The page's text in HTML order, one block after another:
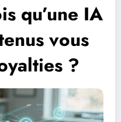
qu’une IA
vous
?